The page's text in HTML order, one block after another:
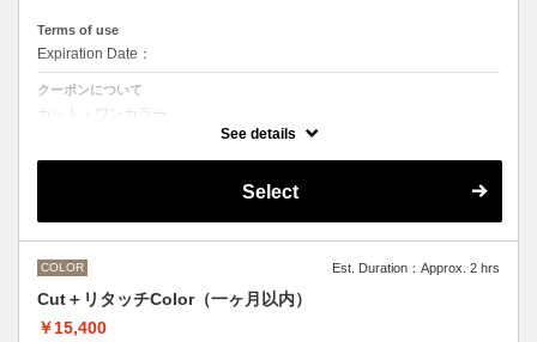
Terms of use
Expiration Date：
クーポンについて
カット＋ワンカラー
デザインなしの単色のカラーリングです。
M ¥＋1100 L¥＋1650 LL¥＋2200
●ポイントカラーなどのデザインカラーをご希望の場合、最終受付時間
See details
Select
COLOR Est. Duration：Approx. 2 hrs
Cut＋リタッチColor（一ヶ月以内）
￥15,400